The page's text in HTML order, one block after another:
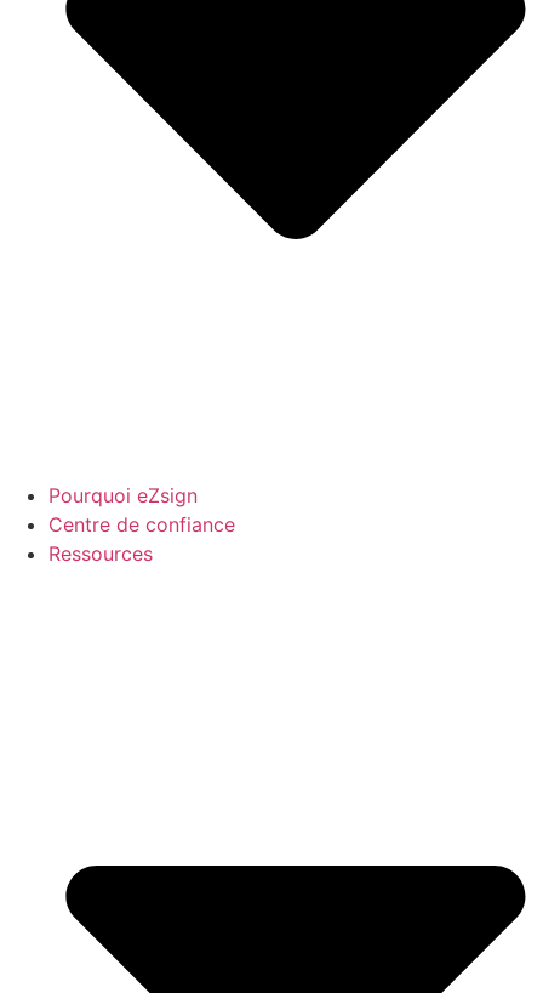
Pourquoi eZsign
Centre de confiance
Ressources